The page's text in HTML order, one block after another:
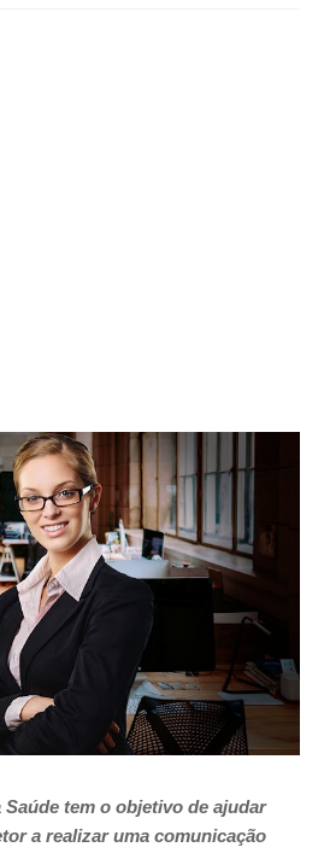
tem o objetivo de ajudar
a realizar uma comunicação